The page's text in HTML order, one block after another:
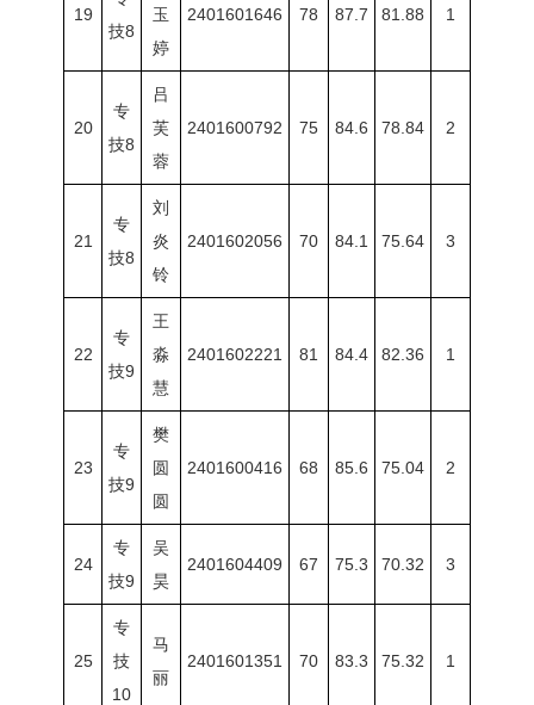
19
技8
玉
婷
2401601646 78 87.7 81.88 1
20
专
技8
吕
芙
蓉
2401600792 75 84.6 78.84 2
21
专
技8
刘
炎
铃
2401602056 70 84.1 75.64 3
22
专
技9
王
淼
慧
2401602221 81 84.4 82.36 1
23
专
技9
樊
圆
圆
2401600416 68 85.6 75.04 2
24
专
技9
吴
昊
2401604409 67 75.3 70.32 3
25
专
技
10
马
丽
2401601351 70 83.3 75.32 1